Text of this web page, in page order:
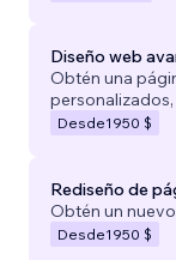
Diseño web
Obtén una
Desde1950 $
Rediseño de
Obtén un
Desde1950 $